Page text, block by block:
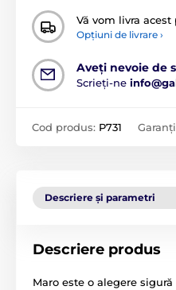
Vă vom livra acest
Opțiuni de livrare ›
Aveți nevoie de
Scrieți-ne
Cod produs: P731
Descriere și parametri
Descriere produs
Maro este o alegere